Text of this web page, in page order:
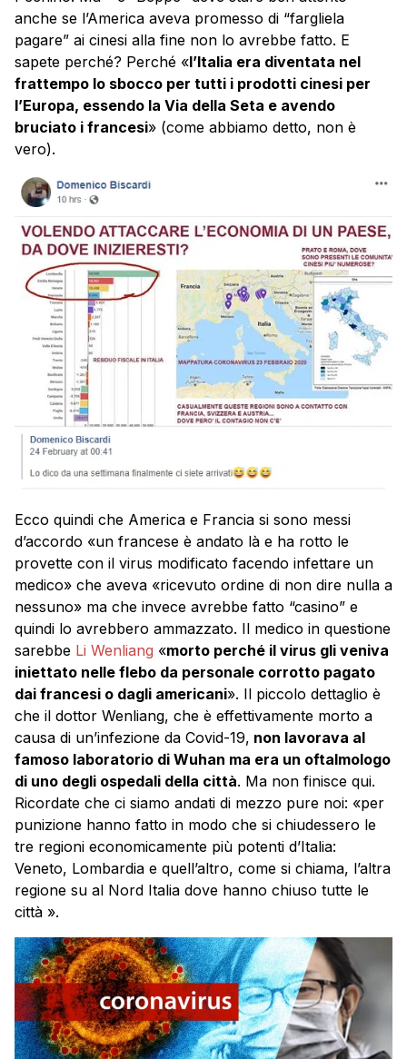
anche se l’America aveva promesso di “fargliela
pagare” ai cinesi alla fine non lo avrebbe fatto. E
sapete perché? Perché «l’Italia era diventata nel
frattempo lo sbocco per tutti i prodotti cinesi per
l’Europa, essendo la Via della Seta e avendo
bruciato i francesi» (come abbiamo detto, non è
vero).
Ecco quindi che America e Francia si sono messi
d’accordo «un francese è andato là e ha rotto le
provette con il virus modificato facendo infettare un
medico» che aveva «ricevuto ordine di non dire nulla a
nessuno» ma che invece avrebbe fatto “casino” e
quindi lo avrebbero ammazzato. Il medico in questione
sarebbe Li Wenliang «morto perché il virus gli veniva
iniettato nelle flebo da personale corrotto pagato
dai francesi o dagli americani». Il piccolo dettaglio è
che il dottor Wenliang, che è effettivamente morto a
causa di un’infezione da Covid-19, non lavorava al
famoso laboratorio di Wuhan ma era un oftalmologo
di uno degli ospedali della città. Ma non finisce qui.
Ricordate che ci siamo andati di mezzo pure noi: «per
punizione hanno fatto in modo che si chiudessero le
tre regioni economicamente più potenti d’Italia:
Veneto, Lombardia e quell’altro, come si chiama, l’altra
regione su al Nord Italia dove hanno chiuso tutte le
città ».